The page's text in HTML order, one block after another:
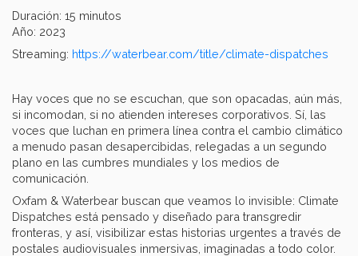
Duración: 15 minutos
Año: 2023
Streaming: https://waterbear.com/title/climate-dispatches
Hay voces que no se escuchan, que son opacadas, aún más,
si incomodan, si no atienden intereses corporativos. Sí, las
voces que luchan en primera línea contra el cambio climático
a menudo pasan desapercibidas, relegadas a un segundo
plano en las cumbres mundiales y los medios de
comunicación.
Oxfam & Waterbear buscan que veamos lo invisible: Climate
Dispatches está pensado y diseñado para transgredir
fronteras, y así, visibilizar estas historias urgentes a través de
postales audiovisuales inmersivas, imaginadas a todo color.